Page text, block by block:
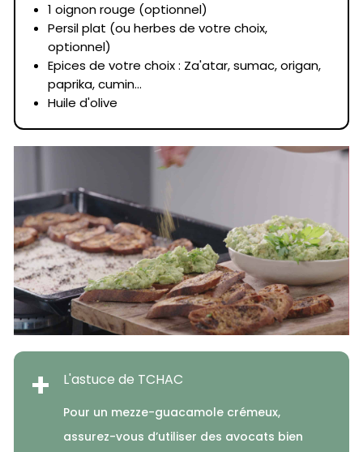
1 oignon rouge (optionnel)
Persil plat (ou herbes de votre choix,
optionnel)
Epices de votre choix : Za'atar, sumac, origan,
paprika, cumin...
Huile d'olive
+ L'astuce de TCHAC
Pour un mezze-guacamole crémeux,
assurez-vous d’utiliser des avocats bien